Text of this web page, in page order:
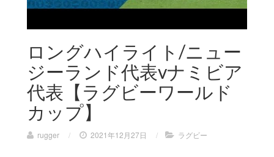
ロングハイライト/ニュー
ジーランド代表vナミビア
代表【ラグビーワールド
カップ】
rugger / 2021年12月27日 / ラグビー